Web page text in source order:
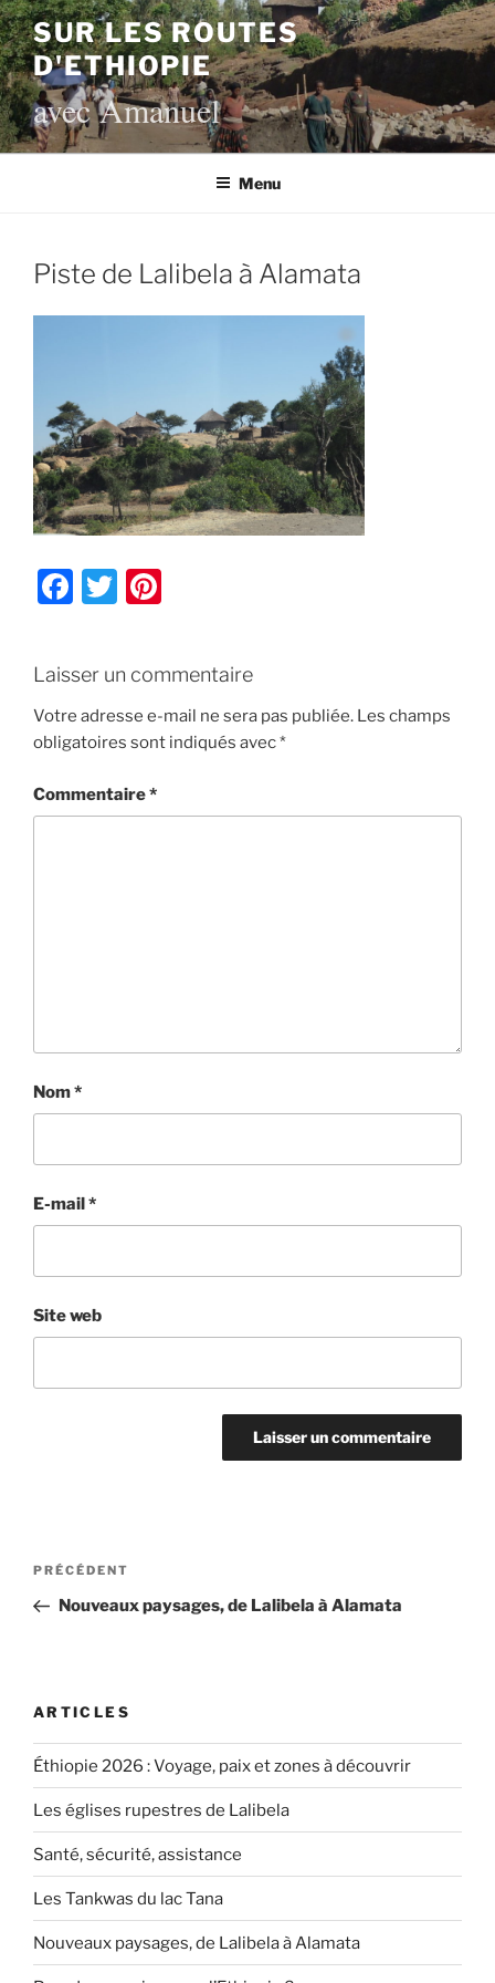
Aller
au
contenu
principal
SUR LES ROUTES
D'ETHIOPIE
avec Amanuel
Menu
Piste de Lalibela à Alamata
F
e
b
o
o
T
er e
st
Laisser un commentaire
Votre adresse e-mail ne sera pas publiée. Les champs
obligatoires sont indiqués avec*
Commentaire*
Nom*
E-mail*
Site web
Navigation
l’article
Article
précédent
PRÉCÉDENT
Nouveaux paysages, de Lalibela à Alamata
ARTICLES
Éthiopie 2026 : Voyage, paix et zones à découvrir
Les églises rupestres de Lalibela
Santé, sécurité, assistance
Les Tankwas du lac Tana
Nouveaux paysages, de Lalibela à Alamata